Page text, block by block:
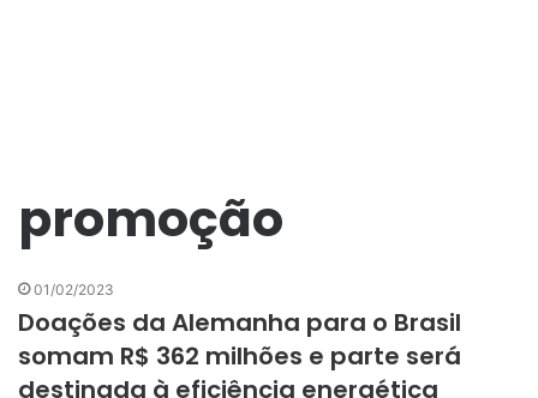
promoção
01/02/2023
Doações da Alemanha para o Brasil
somam R$ 362 milhões e parte será
destinada à eficiência energética